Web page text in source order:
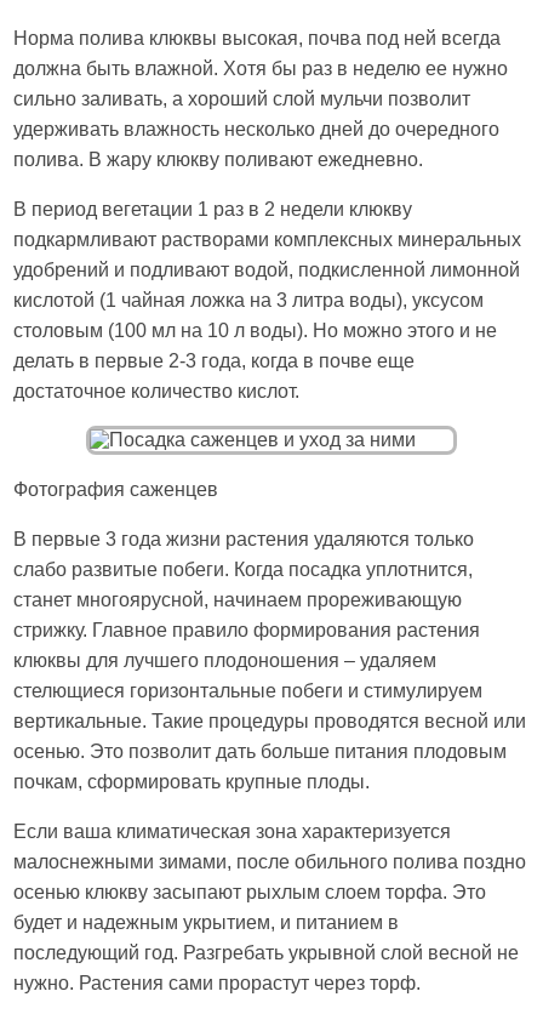
Норма полива клюквы высокая, почва под ней всегда
должна быть влажной. Хотя бы раз в неделю ее нужно
сильно заливать, а хороший слой мульчи позволит
удерживать влажность несколько дней до очередного
полива. В жару клюкву поливают ежедневно.
В период вегетации 1 раз в 2 недели клюкву
подкармливают растворами комплексных минеральных
удобрений и подливают водой, подкисленной лимонной
кислотой (1 чайная ложка на 3 литра воды), уксусом
столовым (100 мл на 10 л воды). Но можно этого и не
делать в первые 2-3 года, когда в почве еще
достаточное количество кислот.
Фотография саженцев
В первые 3 года жизни растения удаляются только
слабо развитые побеги. Когда посадка уплотнится,
станет многоярусной, начинаем прореживающую
стрижку. Главное правило формирования растения
клюквы для лучшего плодоношения – удаляем
стелющиеся горизонтальные побеги и стимулируем
вертикальные. Такие процедуры проводятся весной или
осенью. Это позволит дать больше питания плодовым
почкам, сформировать крупные плоды.
Если ваша климатическая зона характеризуется
малоснежными зимами, после обильного полива поздно
осенью клюкву засыпают рыхлым слоем торфа. Это
будет и надежным укрытием, и питанием в
последующий год. Разгребать укрывной слой весной не
нужно. Растения сами прорастут через торф.